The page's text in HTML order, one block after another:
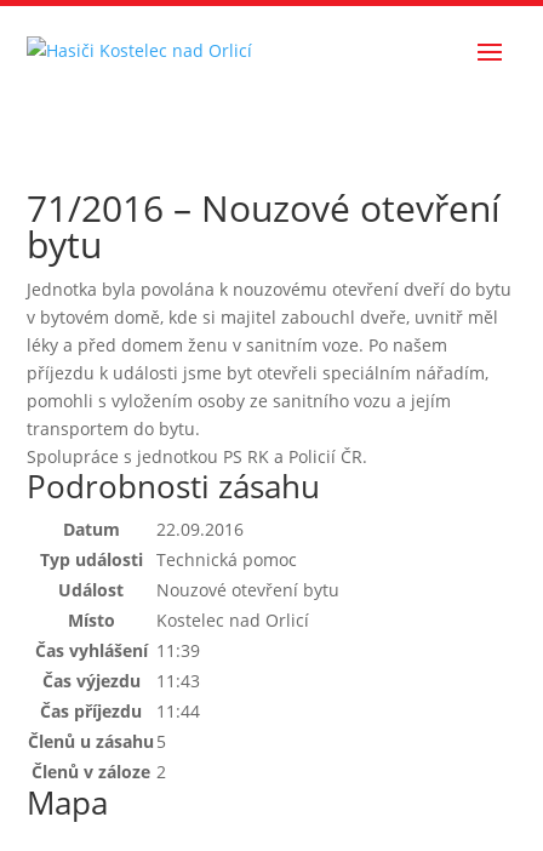
71/2016 – Nouzové otevření
bytu
Jednotka byla povolána k nouzovému otevření dveří do bytu
v bytovém domě, kde si majitel zabouchl dveře, uvnitř měl
léky a před domem ženu v sanitním voze. Po našem
příjezdu k události jsme byt otevřeli speciálním nářadím,
pomohli s vyložením osoby ze sanitního vozu a jejím
transportem do bytu.
Spolupráce s jednotkou PS RK a Policií ČR.
Podrobnosti zásahu
Datum
22.09.2016
Typ události
Technická pomoc
Událost
Nouzové otevření bytu
Místo
Kostelec nad Orlicí
Čas vyhlášení 11:39
Čas výjezdu
11:43
Čas příjezdu
11:44
Členů u zásahu 5
Členů v záloze 2
Mapa